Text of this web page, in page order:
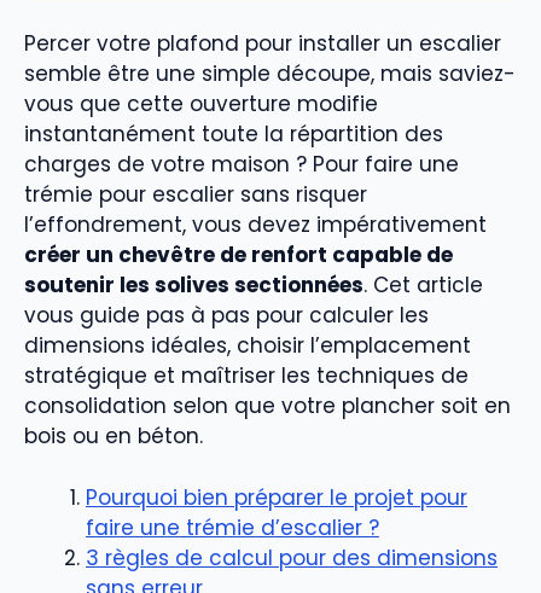
Percer votre plafond pour installer un escalier
semble être une simple découpe, mais saviez-
vous que cette ouverture modifie
instantanément toute la répartition des
charges de votre maison ? Pour faire une
trémie pour escalier sans risquer
l’effondrement, vous devez impérativement
créer un chevêtre de renfort capable de
soutenir les solives sectionnées. Cet article
vous guide pas à pas pour calculer les
dimensions idéales, choisir l’emplacement
stratégique et maîtriser les techniques de
consolidation selon que votre plancher soit en
bois ou en béton.
Pourquoi bien préparer le projet pour
faire une trémie d’escalier ?
3 règles de calcul pour des dimensions